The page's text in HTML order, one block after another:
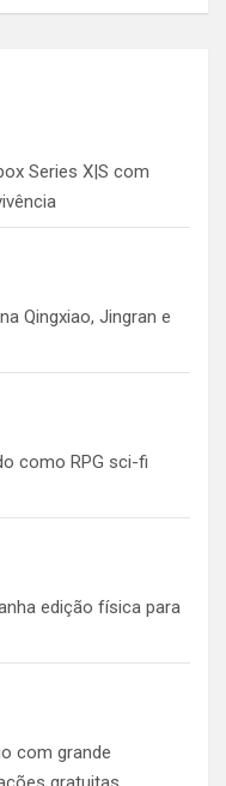
Series X|S com
Qingxiao, Jingran e
como RPG sci-fi
edição física para
com grande